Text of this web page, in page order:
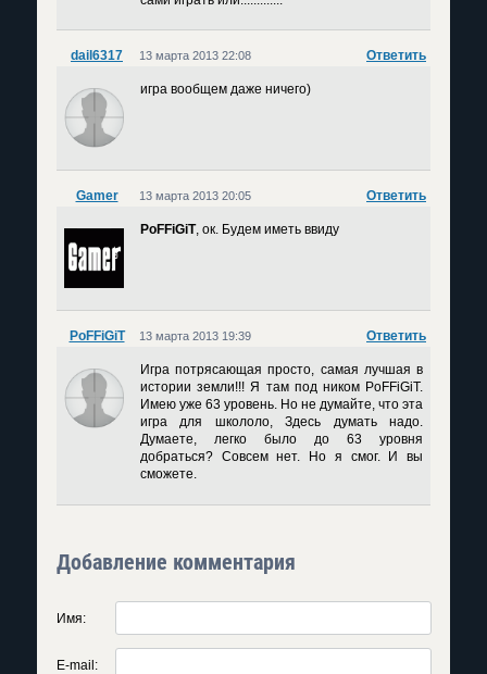
dail6317 Ответить
13 марта 2013 22:08
игра вообщем даже ничего)
Gamer Ответить
13 марта 2013 20:05
PoFFiGiT, ок. Будем иметь ввиду
PoFFiGiT Ответить
13 марта 2013 19:39
Игра потрясающая просто, самая лучшая в
истории земли!!! Я там под ником PoFFiGiT.
Имею уже 63 уровень. Но не думайте, что эта
игра для школоло, Здесь думать надо.
Думаете, легко было до 63 уровня
добраться? Совсем нет. Но я смог. И вы
сможете.
Добавление комментария
Имя:
E-mail: